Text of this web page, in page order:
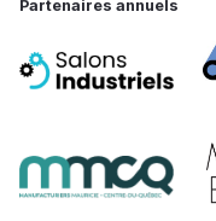
Partenaires annuels